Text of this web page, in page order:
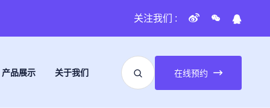
关注我们 :
产品展示 关于我们 在线预约